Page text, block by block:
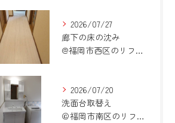
2026/07/27
廊下の床の沈み
@福岡市西区のリフォーム
2026/07/20
洗面台取替え
＠福岡市南区のリフォーム